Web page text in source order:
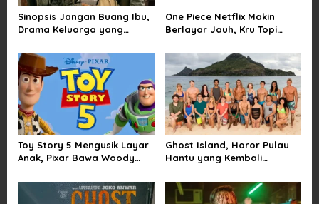
a
t
o
n
Sinopsis Jangan Buang Ibu,
Drama Keluarga yang
Sayang dan Bakti kepada
Orang Tua
One Piece Netflix Makin
Berlayar Jauh, Kru Topi
Toy Story 5 Mengusik Layar
Anak, Pixar Bawa Woody
Ghost Island, Horor Pulau
Hantu yang Kembali